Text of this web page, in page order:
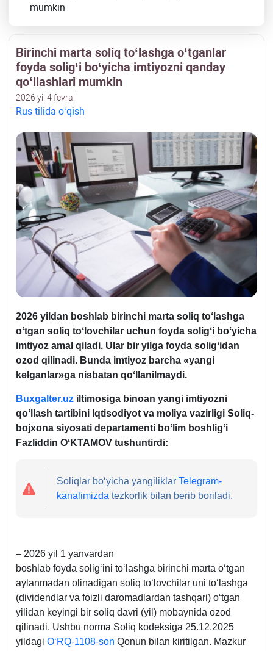
mumkin
Birinchi marta soliq toʻlashga oʻtganlar
foyda soligʻi boʻyicha imtiyozni qanday
qoʻllashlari mumkin
2026 yil 4 fevral
Rus tilida oʻqish
2026 yildan boshlab birinchi marta soliq toʻlashga
oʻtgan soliq toʻlovchilar uchun foyda soligʻi boʻyicha
imtiyoz amal qiladi. Ular bir yilga foyda soligʻidan
ozod qilinadi. Bunda imtiyoz barcha «yangi
kelganlar»ga nisbatan qoʻllanilmaydi.
Buxgalter.uz iltimosiga binoan yangi imtiyozni
qoʻllash tartibini Iqtisodiyot va moliya vazirligi Soliq-
bojхona siyosati departamenti boʻlim boshligʻi
Fazliddin OʻKTAMOV tushuntirdi:
Soliqlar boʻyicha yangiliklarTelegram-
kanalimizda tezkorlik bilan berib boriladi.
– 2026 yil 1 yanvardan
boshlab foyda soligʻini toʻlashga birinchi marta oʻtgan
aylanmadan olinadigan soliq toʻlovchilar uni toʻlashga
(dividendlar va foizli daromadlardan tashqari) oʻtgan
yilidan keyingi bir soliq davri (yil) mobaynida ozod
qilinadi. Ushbu norma Soliq kodeksiga 25.12.2025
yildagi OʻRQ-1108-son Qonun bilan kiritilgan. Mazkur